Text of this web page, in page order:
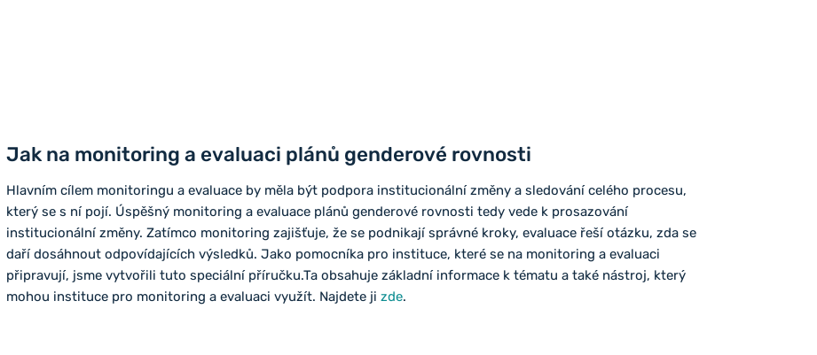
Jak na monitoring a evaluaci plánů genderové rovnosti
Hlavním cílem monitoringu a evaluace by měla být podpora institucionální změny a sledování celého procesu,
který se s ní pojí. Úspěšný monitoring a evaluace plánů genderové rovnosti tedy vede k prosazování
institucionální změny. Zatímco monitoring zajišťuje, že se podnikají správné kroky, evaluace řeší otázku, zda se
daří dosáhnout odpovídajících výsledků. Jako pomocníka pro instituce, které se na monitoring a evaluaci
připravují, jsme vytvořili tuto speciální příručku.Ta obsahuje základní informace k tématu a také nástroj, který
mohou instituce pro monitoring a evaluaci využít. Najdete jizde.